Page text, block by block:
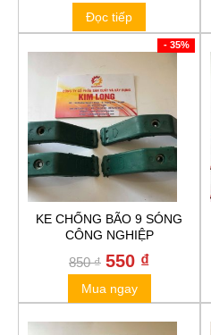
Đọc tiếp
- 35%
KE CHỐNG BÃO 9 SÓNG
CÔNG NGHIỆP
850₫ Original
price
was:
550 ₫Current
price
Mua ngay